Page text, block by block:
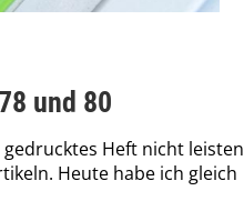
und 80
Heft nicht leisten
Heute habe ich gleich